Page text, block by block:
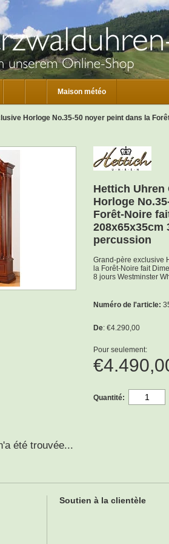
Maison météo
Horloge No.35-50 noyer peint dans la
Hettich Uhren
Horloge
Forêt-Noire
208x65x35cm
percussion
Grand-père exclusive
la Forêt-Noire fait
8 jours Westminster
Numéro de l'article:
De: €4.290,00
Pour seulement:
Quantité:
été trouvée...
Soutien à la clientèle